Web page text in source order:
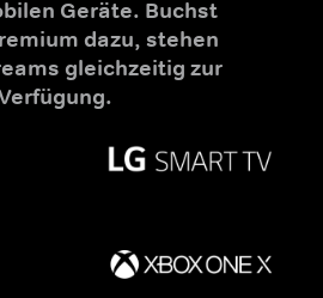
Geräte. Buchst
dazu, stehen
gleichzeitig zur